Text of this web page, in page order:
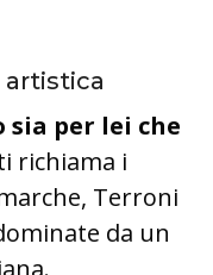
per lei che
richiama i
Terroni
da un